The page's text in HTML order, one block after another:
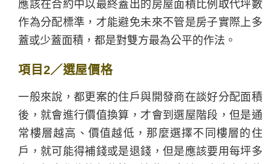
應該在合約中以最終蓋出的房屋面積比例取代坪數
作為分配標準，才能避免未來不管是房子實際上多
蓋或少蓋面積，都是對雙方最為公平的作法。
項目2／選屋價格
一般來說，都更案的住戶與開發商在談好分配面積
後，就會進行價值換算，才會到選屋階段，但是通
常樓層越高、價值越低，那麼選擇不同樓層的住
戶，就可能得補錢或是退錢，但是應該要用每坪多